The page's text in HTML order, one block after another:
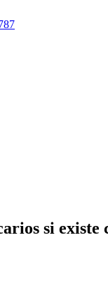
si existe